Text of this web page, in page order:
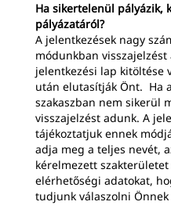
Ha sikertelenül pályázik,
pályázatáról?
A jelentkezések nagy
módunkban
jelentkezési lap kitöltése
után elutasítják Önt. Ha
szakaszban nem sikerül
visszajelzést adunk. A
tájékoztatjuk ennek
adja meg a teljes nevét,
kérelmezett szakterületet
elérhetőségi adatokat,
tudjunk válaszolni Önnek